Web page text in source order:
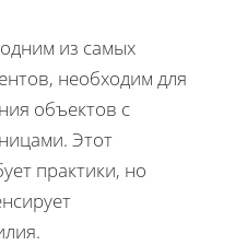
из самых
необходим для
объектов с
Этот
практики, но